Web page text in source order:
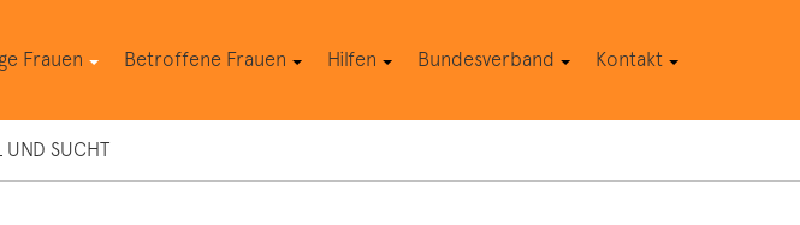
Frauen Betroffene Frauen Hilfen Bundesverband Kontakt
UND SUCHT